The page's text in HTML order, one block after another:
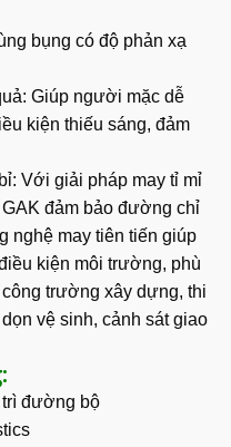
bụng có độ phản xạ
Giúp người mặc dễ
kiện thiếu sáng, đảm
Với giải pháp may tỉ mỉ
đảm bảo đường chỉ
nghệ may tiên tiến giúp
kiện môi trường, phù
trường xây dựng, thi
vệ sinh, cảnh sát giao
đường bộ